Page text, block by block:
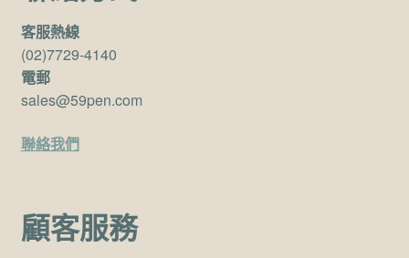
客服熱線
(02)7729-4140
電郵
sales@59pen.com
聯絡我們
顧客服務